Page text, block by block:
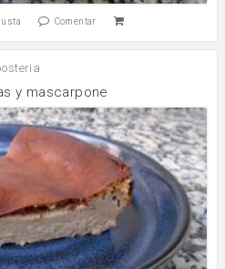
Comentar
y mascarpone